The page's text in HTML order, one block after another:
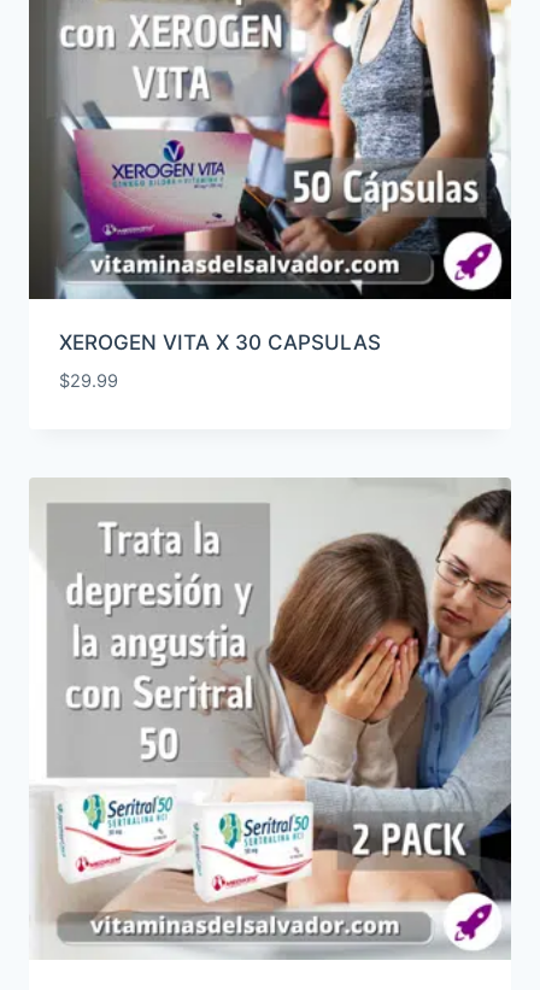
XEROGEN VITA X 30 CAPSULAS
$29.99